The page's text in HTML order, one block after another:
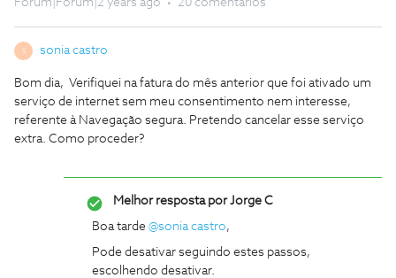
Forum|Forum|2 years ago 20 comentários
S sonia castro
Bom dia, Verifiquei na fatura do mês anterior que foi ativado um
serviço de internet sem meu consentimento nem interesse,
referente à Navegação segura. Pretendo cancelar esse serviço
extra. Como proceder?
Melhor resposta porJorge C
Boa tarde @sonia castro,
Pode desativar seguindo estes passos,
escolhendo desativar.